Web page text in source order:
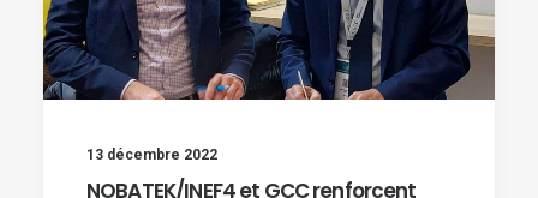
13 décembre 2022
NOBATEK/INEF4 et GCC renforcent